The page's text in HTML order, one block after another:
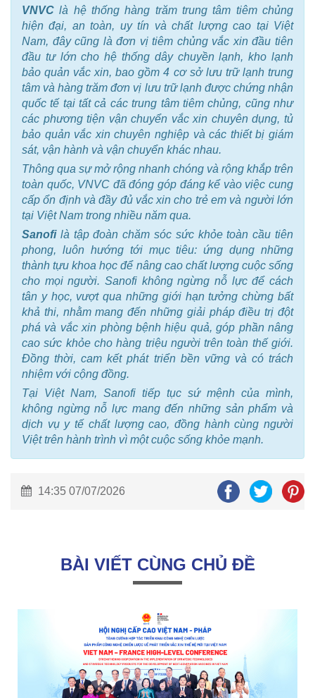
VNVC là hệ thống hàng trăm trung tâm tiêm chủng
hiện đại, an toàn, uy tín và chất lượng cao tại Việt
Nam, đây cũng là đơn vị tiêm chủng vắc xin đầu tiên
đầu tư lớn cho hệ thống dây chuyền lạnh, kho lạnh
bảo quản vắc xin, bao gồm 4 cơ sở lưu trữ lạnh trung
tâm và hàng trăm đơn vị lưu trữ lạnh được chứng nhận
quốc tế tại tất cả các trung tâm tiêm chủng, cũng như
các phương tiện vận chuyển vắc xin chuyên dụng, tủ
bảo quản vắc xin chuyên nghiệp và các thiết bị giám
sát, vận hành và vận chuyển khác nhau.
Thông qua sự mở rộng nhanh chóng và rộng khắp trên
toàn quốc, VNVC đã đóng góp đáng kể vào việc cung
cấp ổn định và đầy đủ vắc xin cho trẻ em và người lớn
tại Việt Nam trong nhiều năm qua.
Sanofi là tập đoàn chăm sóc sức khỏe toàn cầu tiên
phong, luôn hướng tới mục tiêu: ứng dụng những
thành tựu khoa học để nâng cao chất lượng cuộc sống
cho mọi người. Sanofi không ngừng nỗ lực để cách
tân y học, vượt qua những giới hạn tưởng chừng bất
khả thi, nhằm mang đến những giải pháp điều trị đột
phá và vắc xin phòng bệnh hiệu quả, góp phần nâng
cao sức khỏe cho hàng triệu người trên toàn thế giới.
Đồng thời, cam kết phát triển bền vững và có trách
nhiệm với cộng đồng.
Tại Việt Nam, Sanofi tiếp tục sứ mệnh của mình,
không ngừng nỗ lực mang đến những sản phẩm và
dịch vụ y tế chất lượng cao, đồng hành cùng người
Việt trên hành trình vì một cuộc sống khỏe mạnh.
14:35 07/07/2026
BÀI VIẾT CÙNG CHỦ ĐỀ